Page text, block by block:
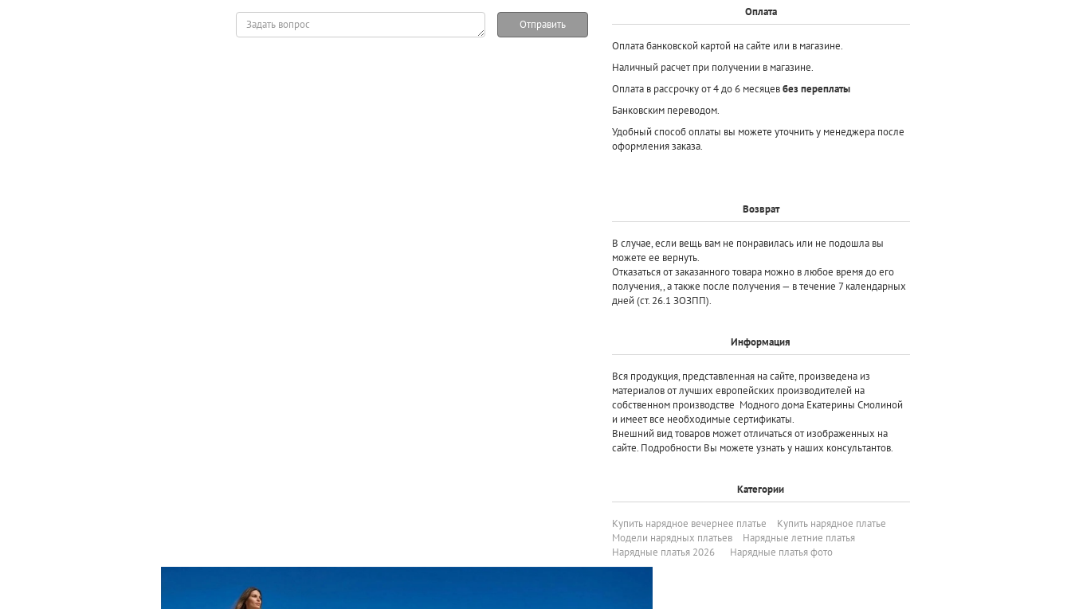
Задать
вопрос
Отправить
Оплата
Оплата банковской картой на сайте или в магазине.
Наличный расчет при получении в магазине.
Оплата в рассрочку от 4 до 6 месяцевбез переплаты
Банковским переводом.
Удобный способ оплаты вы можете уточнить у менеджера после
оформления заказа.
Возврат
В случае, если вещь вам не понравилась или не подошла вы
можете ее вернуть.
Отказаться от заказанного товара можно в любое время до его
получения,, а также после получения — в течение 7 календарных
дней (ст. 26.1 ЗОЗПП).
Информация
Вся продукция, представленная на сайте, произведена из
материалов от лучших европейских производителей на
собственном производстве Модного дома Екатерины Смолиной
и имеет все необходимые сертификаты.
Внешний вид товаров может отличаться от изображенных на
сайте. Подробности Вы можете узнать у наших консультантов.
Категории
Купить нарядное вечернее платье
Купить нарядное платье
Модели нарядных платьев
Нарядные летние платья
Нарядные платья 2026
Нарядные платья фото